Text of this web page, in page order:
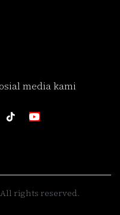
media kami
rights reserved.